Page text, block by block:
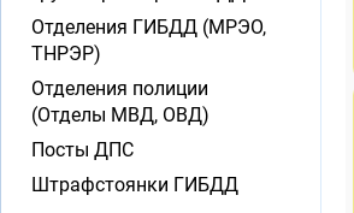
Отделения ГИБДД (МРЭО,
ТНРЭР)
Отделения полиции
(Отделы МВД, ОВД)
Посты ДПС
Штрафстоянки ГИБДД